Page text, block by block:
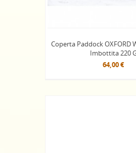
Coperta Paddock OXFORD
Imbottita 220
64,00 €